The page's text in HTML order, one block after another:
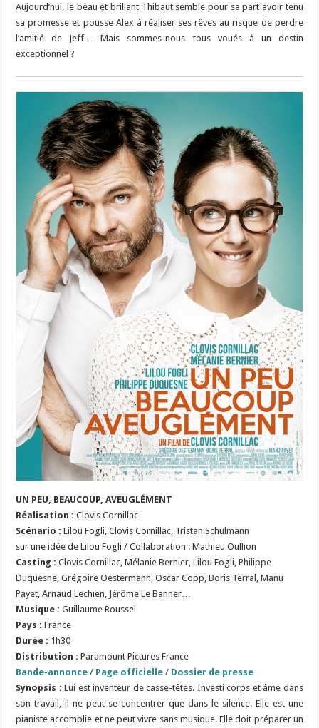
Aujourd’hui, le beau et brillant Thibaut semble pour sa part avoir tenu
sa promesse et pousse Alex à réaliser ses rêves au risque de perdre
l’amitié de Jeff… Mais sommes-nous tous voués à un destin
exceptionnel ?
UN PEU, BEAUCOUP, AVEUGLÉMENT
Réalisation :Clovis Cornillac
Scénario : Lilou Fogli, Clovis Cornillac, Tristan Schulmann
sur une idée de Lilou Fogli / Collaboration : Mathieu Oullion
Casting : Clovis Cornillac, Mélanie Bernier, Lilou Fogli, Philippe
Duquesne, Grégoire Oestermann, Oscar Copp, Boris Terral, Manu
Payet, Arnaud Lechien, Jérôme Le Banner…
Musique : Guillaume Roussel
Pays : France
Durée : 1h30
Distribution : Paramount Pictures France
Bande-annonce / Page officielle / Dossier de presse
Synopsis :Lui est inventeur de casse-têtes. Investi corps et âme dans
son travail, il ne peut se concentrer que dans le silence. Elle est une
pianiste accomplie et ne peut vivre sans musique. Elle doit préparer un